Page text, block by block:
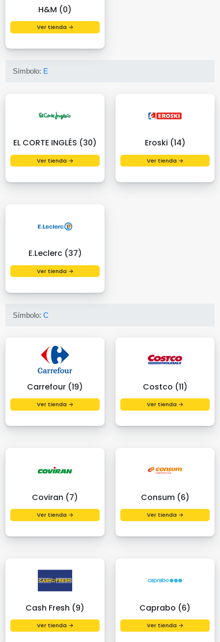
H&M (0)
Ver tienda →
Símbolo: E
EL CORTE INGLÉS (30)
Ver tienda →
Eroski (14)
Ver tienda →
E.Leclerc (37)
Ver tienda →
Símbolo:C
Carrefour (19)
Ver tienda →
Costco (11)
Ver tienda →
Coviran (7)
Ver tienda →
Consum (6)
Ver tienda →
Cash Fresh (9)
Ver tienda →
Caprabo (6)
Ver tienda →